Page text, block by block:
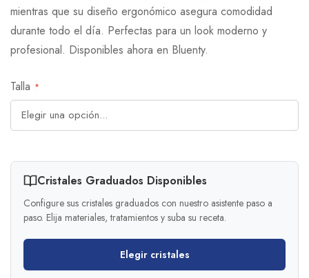
mientras que su diseño ergonómico asegura comodidad
durante todo el día. Perfectas para un look moderno y
profesional. Disponibles ahora en Bluenty.
Talla
Cristales Graduados Disponibles
Configure sus cristales graduados con nuestro asistente paso a
paso. Elija materiales, tratamientos y suba su receta.
Elegir cristales